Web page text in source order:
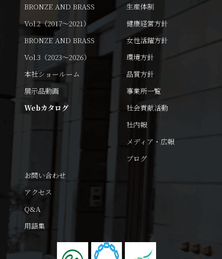
BRONZE AND BRASS
Vol.2（2017～2021）
BRONZE AND BRASS
Vol.3（2023～2026）
本社ショールーム
展示品動画
Webカタログ
生産体制
健康経営方針
女性活躍方針
環境方針
品質方針
事業所一覧
社会貢献活動
社内報
メディア・広報
ブログ
お問い合わせ
アクセス
Q&A
用語集